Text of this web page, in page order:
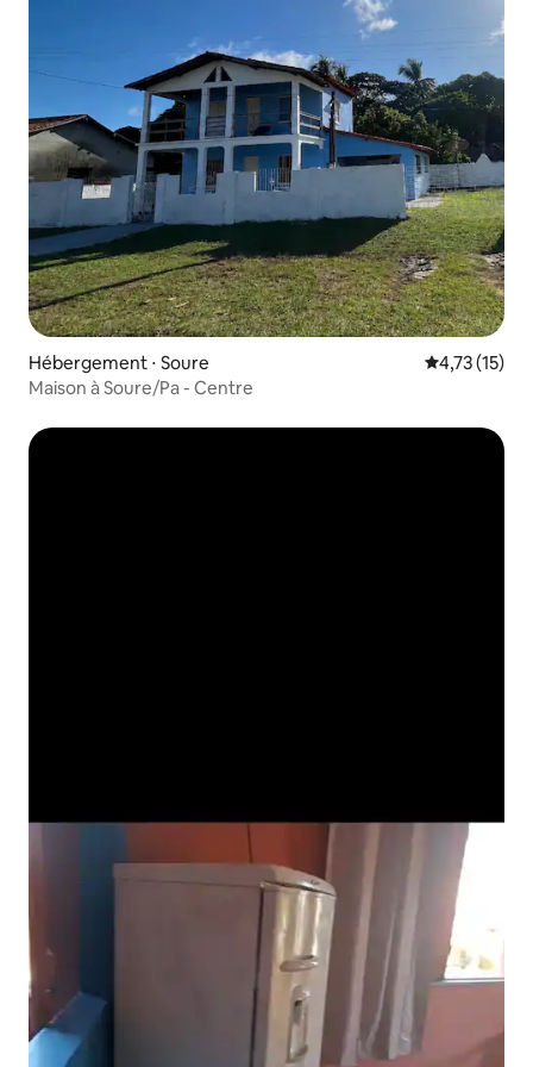
Hébergement ⋅ Soure Évaluation
4,73 (15)
Maison à Soure/Pa - Centre